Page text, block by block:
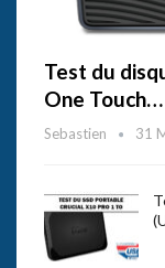
Test du
One Touch…
Sebastien 31